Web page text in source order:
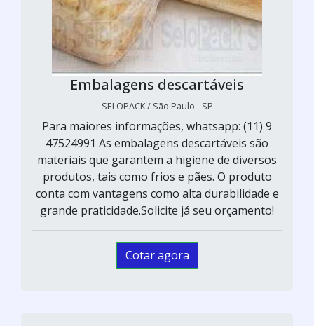
Embalagens descartáveis
SELOPACK / São Paulo - SP
Para maiores informações, whatsapp: (11) 9
47524991 As embalagens descartáveis são
materiais que garantem a higiene de diversos
produtos, tais como frios e pães. O produto
conta com vantagens como alta durabilidade e
grande praticidade.Solicite já seu orçamento!
Cotar agora